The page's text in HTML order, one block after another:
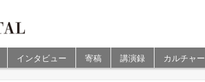
インタビュー 寄稿 講演録 カルチャー